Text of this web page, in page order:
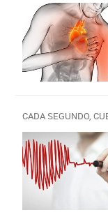
CADA SEGUNDO,